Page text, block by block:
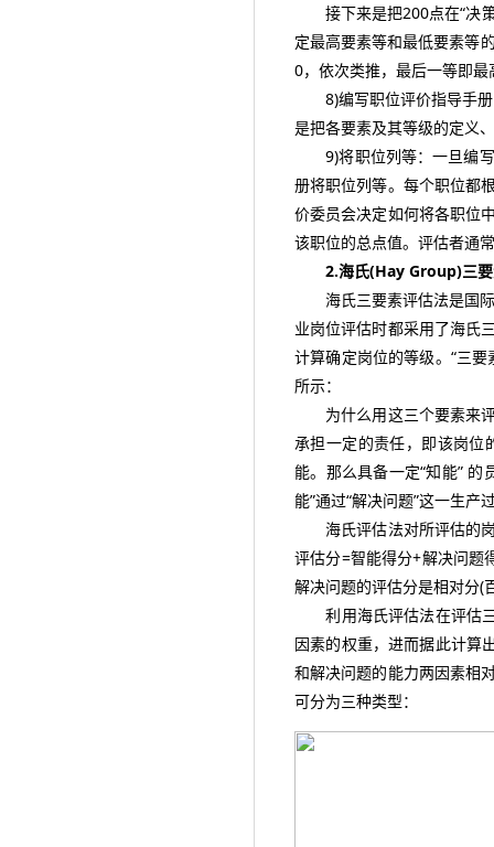
接下来是把200点在“决策
定最高要素等和最低要素等
0，依次类推，最后一等即
8)编写职位评价指导手册
是把各要素及其等级的定义
9)将职位列等：一旦编写
册将职位列等。每个职位都
价委员会决定如何将各职位
该职位的总点值。评估者通
2.海氏(Hay Group)三
海氏三要素评估法是国际
业岗位评估时都采用了海氏
计算确定岗位的等级。“三
所示：
为什么用这三个要素来评
承担一定的责任，即该岗位
能。那么具备一定“知能”
能”通过“解决问题”这一生产
海氏评估法对所评估的岗
评估分=智能得分+解决问题
解决问题的评估分是相对分(
利用海氏评估法在评估三
因素的权重，进而据此计算
和解决问题的能力两因素相
可分为三种类型：